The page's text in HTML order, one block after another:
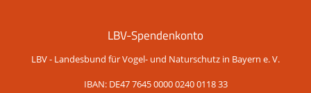
LBV-Spendenkonto
LBV - Landesbund für Vogel- und Naturschutz in Bayern e. V.
IBAN: DE47 7645 0000 0240 0118 33